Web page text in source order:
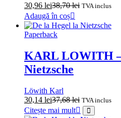
30,96 lei38,70lei TVA inclus
Adaugă în coș
Paperback
KARL LOWITH
Nietzsche
Löwith Karl
30,14 lei37,68lei TVA inclus
Citește mai mult